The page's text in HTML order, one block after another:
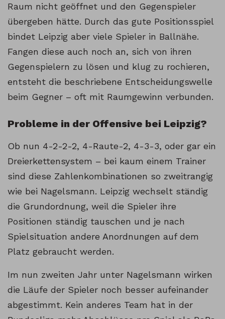
Raum nicht geöffnet und den Gegenspieler
übergeben hätte. Durch das gute Positionsspiel
bindet Leipzig aber viele Spieler in Ballnähe.
Fangen diese auch noch an, sich von ihren
Gegenspielern zu lösen und klug zu rochieren,
entsteht die beschriebene Entscheidungswelle
beim Gegner – oft mit Raumgewinn verbunden.
Probleme in der Offensive bei Leipzig?
Ob nun 4-2-2-2, 4-Raute-2, 4-3-3, oder gar ein
Dreierkettensystem – bei kaum einem Trainer
sind diese Zahlenkombinationen so zweitrangig
wie bei Nagelsmann. Leipzig wechselt ständig
die Grundordnung, weil die Spieler ihre
Positionen ständig tauschen und je nach
Spielsituation andere Anordnungen auf dem
Platz gebraucht werden.
Im nun zweiten Jahr unter Nagelsmann wirken
die Läufe der Spieler noch besser aufeinander
abgestimmt. Kein anderes Team hat in der